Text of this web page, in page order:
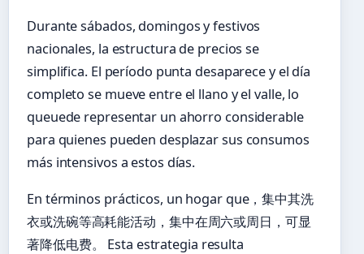
Durante sábados, domingos y festivos
nacionales, la estructura de precios se
simplifica. El período punta desaparece y el día
completo se mueve entre el llano y el valle, lo
queuede representar un ahorro considerable
para quienes pueden desplazar sus consumos
más intensivos a estos días.
En términos prácticos, un hogar que，集中其洗
衣或洗碗等高耗能活动，集中在周六或周日，可显
著降低电费。 Esta estrategia resulta